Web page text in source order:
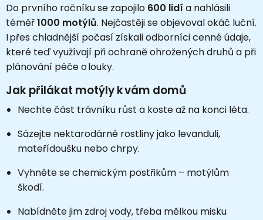
Do prvního ročníku se zapojilo 600 lidí a nahlásili
téměř1000 motýlů. Nejčastěji se objevoval okáč luční.
I přes chladnější počasí získali odborníci cenné údaje,
které teď využívají při ochraně ohrožených druhů a při
plánování péče o louky.
Jak přilákat motýly k vám domů
Nechte část trávníku růst a koste až na konci léta.
Sázejte nektarodárné rostliny jako levanduli,
mateřídoušku nebo chrpy.
Vyhněte se chemickým postřikům – motýlům
škodí.
Nabídněte jim zdroj vody, třeba mělkou misku